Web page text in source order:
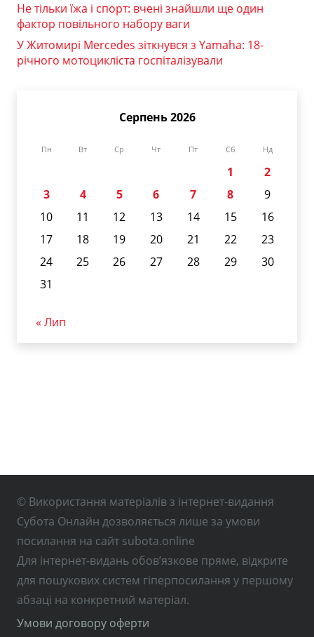
Не тільки їжа і спорт: вчені знайшли ще один
фактор повільного набору ваги
У Житомирі Mercedes зіткнувся з Yamaha: 18-
річного мотоцикліста госпіталізували
Серпень 2026
Пн Вт Ср Чт Пт Сб Нд
1
2
3
4 5 6 7 8
9
10
11 12 13 14 15
16
17
18 19 20 21 22
23
24
25 26 27 28 29
30
31
« Лип
© Використання матеріалів з інтернет-видання
Субота Онлайн дозволяється лише за умови
посилання на сайт subota.online
Для інтернет-видань обов’язкове пряме, відкрите
для пошукових систем гіперпосилання у першому
абзаці на конкретний матеріал.
Умови договору оферти